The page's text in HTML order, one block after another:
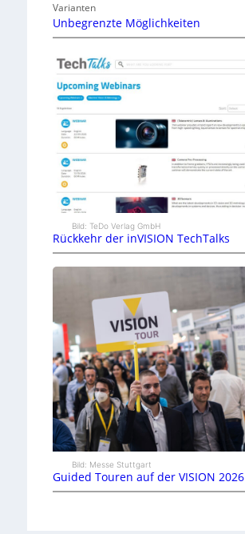
Varianten
Unbegrenzte Möglichkeiten
Bild: TeDo Verlag GmbH
Rückkehr der inVISION TechTalks
Bild: Messe Stuttgart
Guided Touren auf der VISION 2026